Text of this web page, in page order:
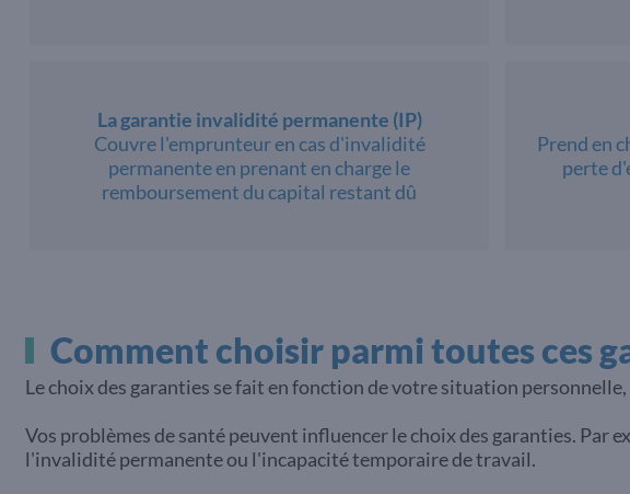
La garantie invalidité permanente (IP)
Couvre l'emprunteur en cas d'invalidité
permanente en prenant en charge le
remboursement du capital restant dû
Prend en
perte
Comment choisir parmi toutes ces
Le choix des garanties se fait en fonction de votre situation
Vos problèmes de santé peuvent influencer le choix des garanties. Par
l'invalidité permanente ou l'incapacité temporaire de travail.